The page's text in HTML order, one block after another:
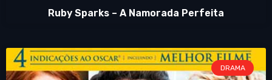
Ruby Sparks – A Namorada Perfeita
DRAMA